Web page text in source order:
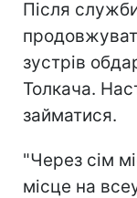
Після
зустрів
Толкача.
займатися.
"Через сім
місце на